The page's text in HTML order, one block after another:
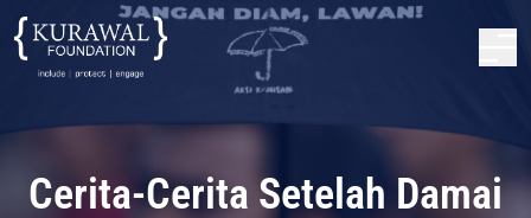
Cerita-Cerita Setelah Damai